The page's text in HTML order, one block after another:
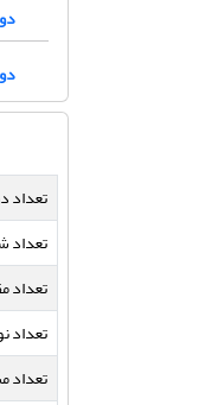
تعداد
تعداد
تعداد
تعداد
تعداد